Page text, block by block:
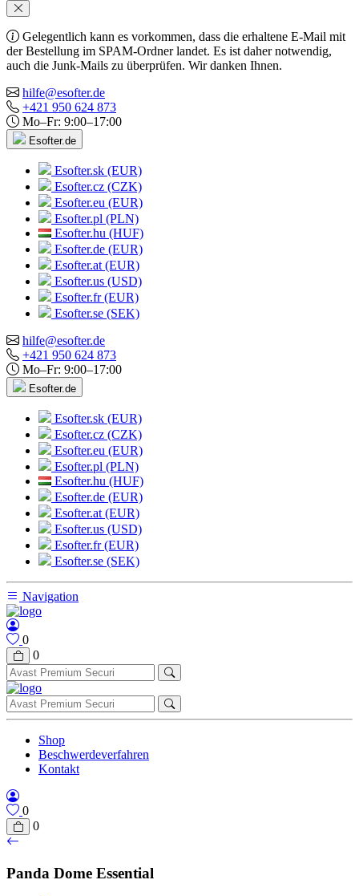
Gelegentlich kann es vorkommen, dass die erhaltene E-Mail mit
der Bestellung im SPAM-Ordner landet. Es ist daher notwendig,
auch die Junk-Mails zu überprüfen. Wir danken Ihnen.
hilfe@esofter.de
+421 950 624 873
Mo–Fr: 9:00–17:00
Esofter.de
Esofter.sk (EUR)
Esofter.cz (CZK)
Esofter.eu (EUR)
Esofter.pl (PLN)
Esofter.hu (HUF)
Esofter.de (EUR)
Esofter.at (EUR)
Esofter.us (USD)
Esofter.fr (EUR)
Esofter.se (SEK)
hilfe@esofter.de
+421 950 624 873
Mo–Fr: 9:00–17:00
Esofter.de
Esofter.sk (EUR)
Esofter.cz (CZK)
Esofter.eu (EUR)
Esofter.pl (PLN)
Esofter.hu (HUF)
Esofter.de (EUR)
Esofter.at (EUR)
Esofter.us (USD)
Esofter.fr (EUR)
Esofter.se (SEK)
Navigation
0
0
Shop
Beschwerdeverfahren
Kontakt
0
0
Panda Dome Essential